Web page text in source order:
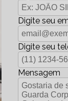
Digite seu
Digite seu
Mensagem